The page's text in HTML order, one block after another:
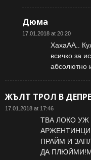
Дюма
17.01.2018 at 20:20
ХахаАА..
всичко за
абсолютно
ЖЪЛТ ТРОЛ В
17.01.2018 at 17:46
ТВА ЛОКО УЖ
АРЖЕНТИНЦИ
ПРАЙМ И
ДА